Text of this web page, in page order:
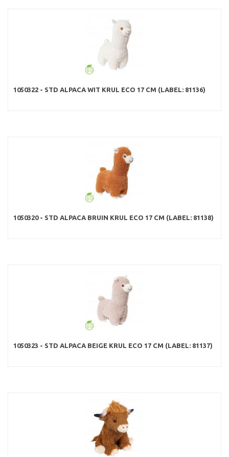
1050322 - STD ALPACA WIT KRUL ECO 17 CM (LABEL: 81136)
1050320 - STD ALPACA BRUIN KRUL ECO 17 CM (LABEL: 81138)
1050323 - STD ALPACA BEIGE KRUL ECO 17 CM (LABEL: 81137)